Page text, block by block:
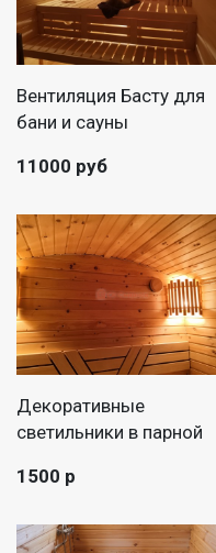
Вентиляция Басту для
бани и сауны
11000 руб
Декоративные
светильники в парной
1500 р